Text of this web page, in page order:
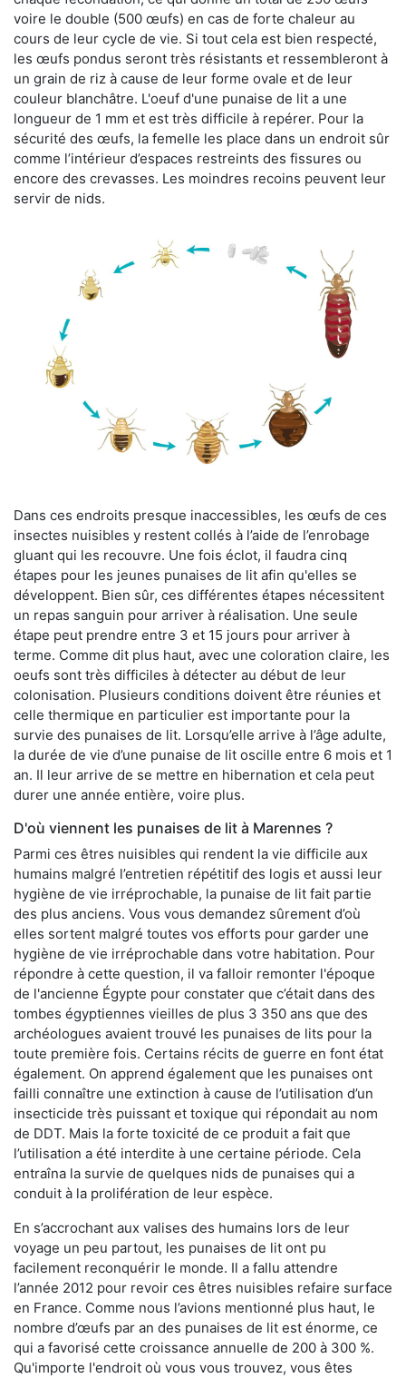
voire le double (500 œufs) en cas de forte chaleur au
cours de leur cycle de vie. Si tout cela est bien respecté,
les œufs pondus seront très résistants et ressembleront à
un grain de riz à cause de leur forme ovale et de leur
couleur blanchâtre. L'oeuf d'une punaise de lit a une
longueur de 1 mm et est très difficile à repérer. Pour la
sécurité des œufs, la femelle les place dans un endroit sûr
comme l’intérieur d’espaces restreints des fissures ou
encore des crevasses. Les moindres recoins peuvent leur
servir de nids.
Dans ces endroits presque inaccessibles, les œufs de ces
insectes nuisibles y restent collés à l’aide de l’enrobage
gluant qui les recouvre. Une fois éclot, il faudra cinq
étapes pour les jeunes punaises de lit afin qu'elles se
développent. Bien sûr, ces différentes étapes nécessitent
un repas sanguin pour arriver à réalisation. Une seule
étape peut prendre entre 3 et 15 jours pour arriver à
terme. Comme dit plus haut, avec une coloration claire, les
oeufs sont très difficiles à détecter au début de leur
colonisation. Plusieurs conditions doivent être réunies et
celle thermique en particulier est importante pour la
survie des punaises de lit. Lorsqu’elle arrive à l’âge adulte,
la durée de vie d’une punaise de lit oscille entre 6 mois et 1
an. Il leur arrive de se mettre en hibernation et cela peut
durer une année entière, voire plus.
D'où viennent les punaises de lit à Marennes ?
Parmi ces êtres nuisibles qui rendent la vie difficile aux
humains malgré l’entretien répétitif des logis et aussi leur
hygiène de vie irréprochable, la punaise de lit fait partie
des plus anciens. Vous vous demandez sûrement d’où
elles sortent malgré toutes vos efforts pour garder une
hygiène de vie irréprochable dans votre habitation. Pour
répondre à cette question, il va falloir remonter l'époque
de l'ancienne Égypte pour constater que c’était dans des
tombes égyptiennes vieilles de plus 3 350 ans que des
archéologues avaient trouvé les punaises de lits pour la
toute première fois. Certains récits de guerre en font état
également. On apprend également que les punaises ont
failli connaître une extinction à cause de l’utilisation d’un
insecticide très puissant et toxique qui répondait au nom
de DDT. Mais la forte toxicité de ce produit a fait que
l’utilisation a été interdite à une certaine période. Cela
entraîna la survie de quelques nids de punaises qui a
conduit à la prolifération de leur espèce.
En s’accrochant aux valises des humains lors de leur
voyage un peu partout, les punaises de lit ont pu
facilement reconquérir le monde. Il a fallu attendre
l’année 2012 pour revoir ces êtres nuisibles refaire surface
en France. Comme nous l’avions mentionné plus haut, le
nombre d’œufs par an des punaises de lit est énorme, ce
qui a favorisé cette croissance annuelle de 200 à 300 %.
Qu'importe l'endroit où vous vous trouvez, vous êtes